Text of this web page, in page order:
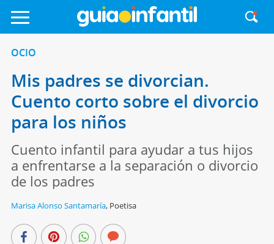
OCIO
Mis padres se divorcian.
Cuento corto sobre el divorcio
para los niños
Cuento infantil para ayudar a tus hijos
a enfrentarse a la separación o divorcio
de los padres
Marisa Alonso Santamaría, Poetisa